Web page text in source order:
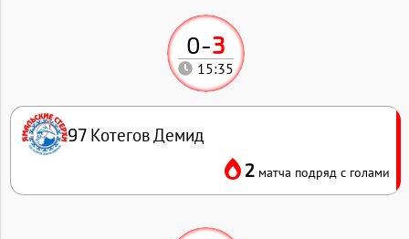
0-3
15:35
97 Котегов Демид
2 матча подряд с голами